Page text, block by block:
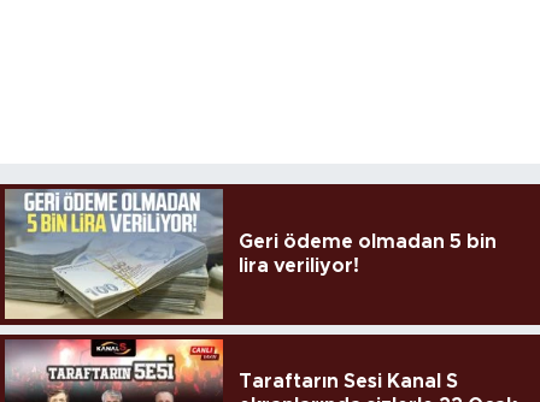
Geri ödeme olmadan 5 bin
lira veriliyor!
Taraftarın Sesi Kanal S